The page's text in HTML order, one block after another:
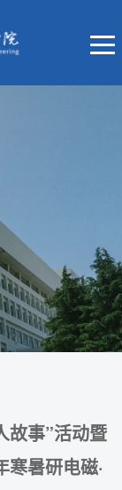
故事”活动暨
暑研电磁·